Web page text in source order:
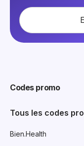
Codes promo
Tous les codes
Bien.Health